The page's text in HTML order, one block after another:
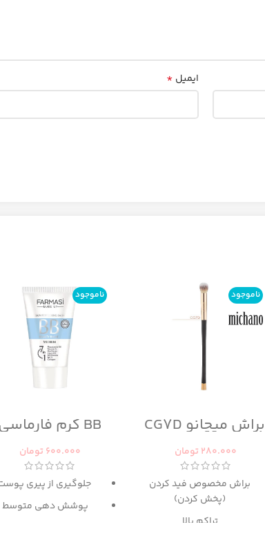
ایمیل *
ناموجود
براش میچانو CG7D
280.000 تومان
براش مخصوص فید کردن
(پخش کردن)
تراکم بالا
ناموجود
BB کرم فارماسی
600.000 تومان
جلوگیری از پیری
پوشش دهی متوسط